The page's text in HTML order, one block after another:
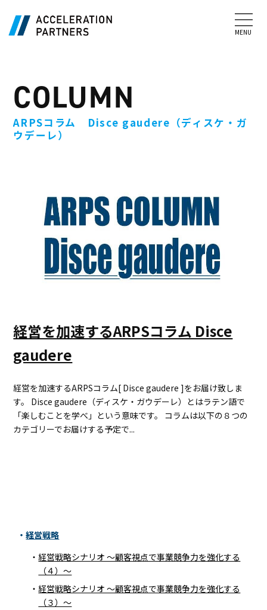
COLUMN
ARPSコラム Disce gaudere（ディスケ・ガ
ウデーレ）
経営を加速するARPSコラム Disce
gaudere
経営を加速するARPSコラム[ Disce gaudere ]をお届け致しま
す。 Disce gaudere（ディスケ・ガウデーレ）とはラテン語で
「楽しむことを学べ」という意味です。 コラムは以下の８つの
カテゴリーでお届けする予定で...
経営戦略
経営戦略シナリオ ～顧客視点で事業競争力を強化する
（４）～
経営戦略シナリオ ～顧客視点で事業競争力を強化する
（３）～